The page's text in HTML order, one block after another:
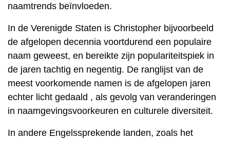
naamtrends beïnvloeden.
In de Verenigde Staten is Christopher bijvoorbeeld
de afgelopen decennia voortdurend een populaire
naam geweest, en bereikte zijn populariteitspiek in
de jaren tachtig en negentig. De ranglijst van de
meest voorkomende namen is de afgelopen jaren
echter licht gedaald , als gevolg van veranderingen
in naamgevingsvoorkeuren en culturele diversiteit.
In andere Engelssprekende landen, zoals het